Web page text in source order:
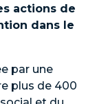
actions de
dans le
par une
plus de 400